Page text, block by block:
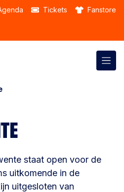
Tickets Fanstore
staat open voor de
uitkomende in de
uitgesloten van